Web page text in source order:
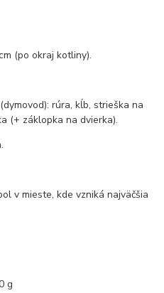
(po okraj kotliny).
rúra, kĺb, strieška na
(+ záklopka na dvierka).
v mieste, kde vzniká najväčšia
g